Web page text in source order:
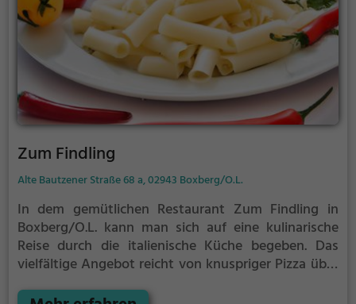
Zum Findling
Alte Bautzener Straße 68 a, 02943 Boxberg/O.L.
In dem gemütlichen Restaurant Zum Findling in
Boxberg/O.L. kann man sich auf eine kulinarische
Reise durch die italienische Küche begeben. Das
vielfältige Angebot reicht von knuspriger Pizza über